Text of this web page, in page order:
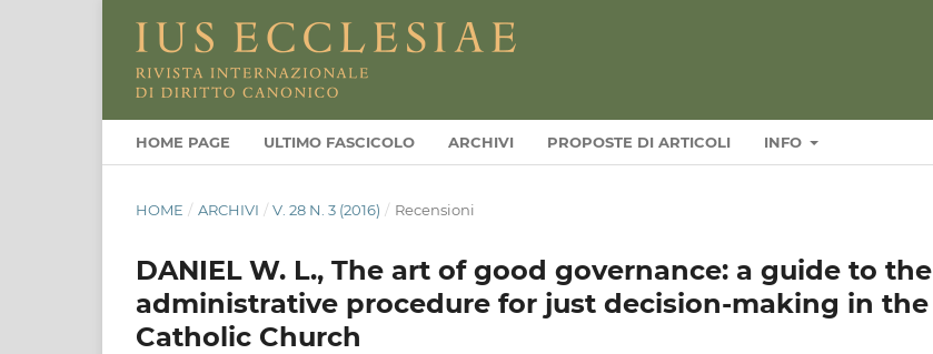
HOME PAGE ULTIMO FASCICOLO ARCHIVI PROPOSTE DI ARTICOLI INFO
HOME / ARCHIVI / V. 28 N. 3 (2016) / Recensioni
DANIEL W. L., The art of good governance: a guide to the
administrative procedure for just decision-making in the
Catholic Church